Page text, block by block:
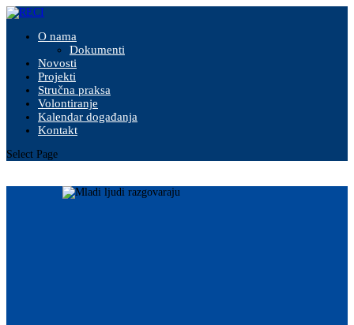
O nama
Dokumenti
Novosti
Projekti
Stručna praksa
Volontiranje
Kalendar događanja
Kontakt
Select Page